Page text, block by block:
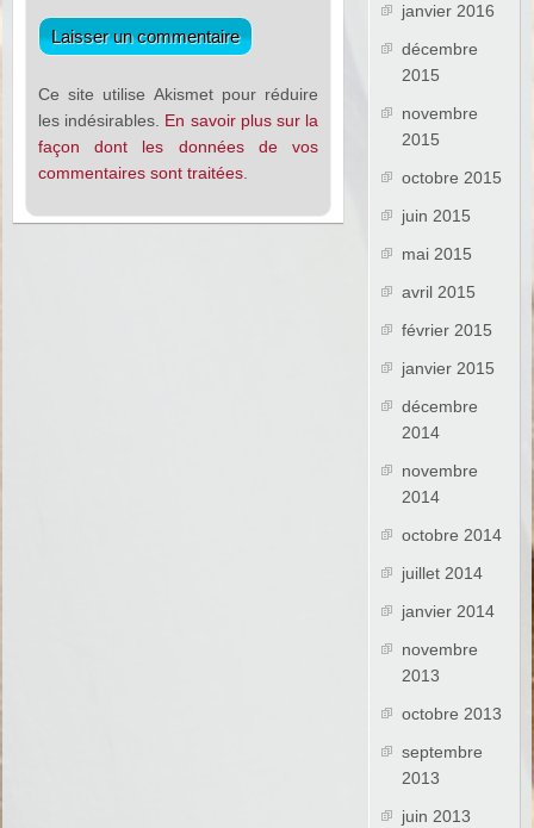
Ce site utilise Akismet pour réduire
les indésirables. En savoir plus sur la
façon dont les données de vos
commentaires sont traitées
janvier 2016
décembre
2015
novembre
2015
octobre 2015
juin 2015
mai 2015
avril 2015
février 2015
janvier 2015
décembre
2014
novembre
2014
octobre 2014
juillet 2014
janvier 2014
novembre
2013
octobre 2013
septembre
2013
juin 2013